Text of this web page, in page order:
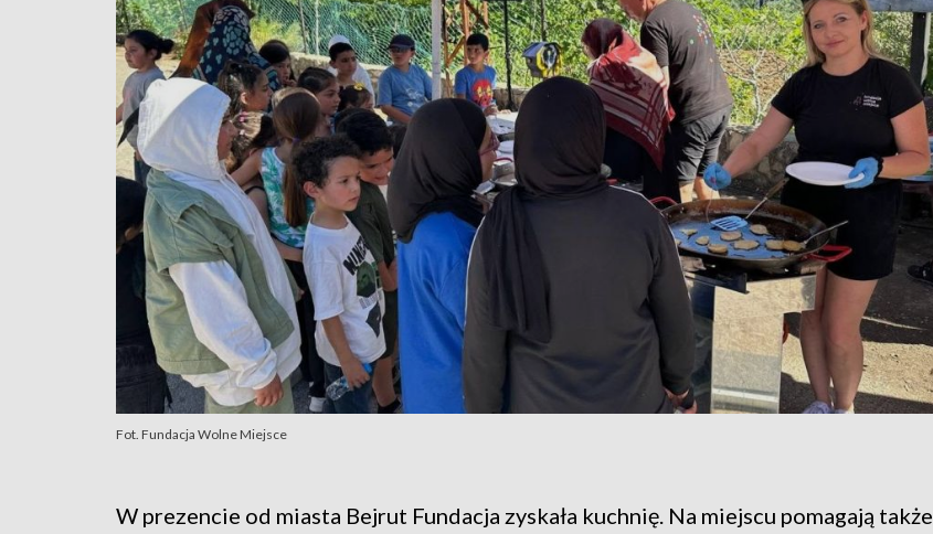
Fot. Fundacja Wolne Miejsce
W prezencie od miasta Bejrut Fundacja zyskała kuchnię. Na miejscu pomagają także